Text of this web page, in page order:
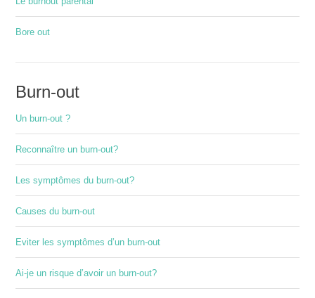
Bore out
Burn-out
Un burn-out ?
Reconnaître un burn-out?
Les symptômes du burn-out?
Causes du burn-out
Eviter les symptômes d’un burn-out
Ai-je un risque d’avoir un burn-out?